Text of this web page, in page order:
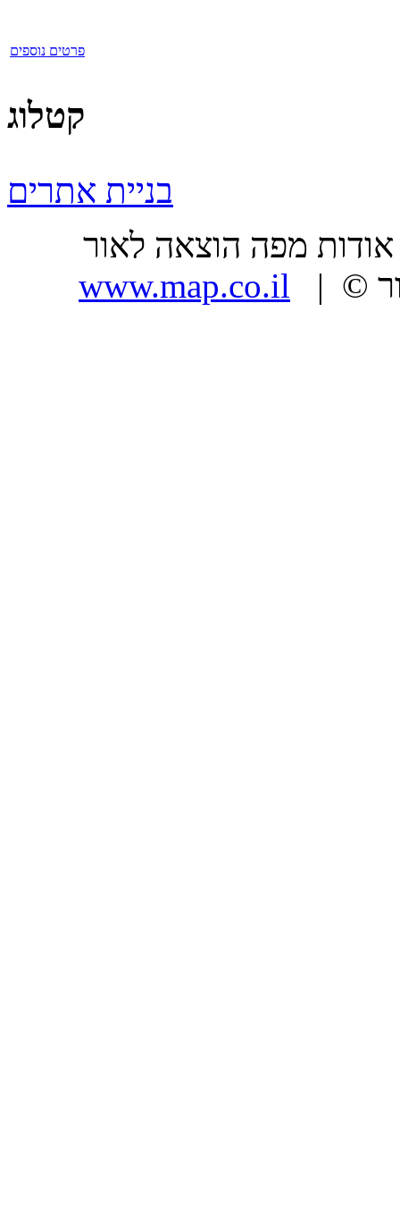
פרטים נוספים
קטלוג
בניית אתרים
www.map.co.il | כל הזכויות שמורות, מפה הוצאה לאור ©